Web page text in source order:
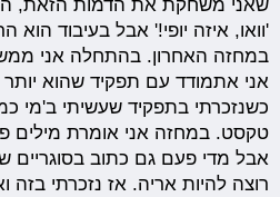
שאני משחקת את הדמות הזאת,
'וואו, איזה יופי!' אבל בעיבוד
במחזה האחרון. בהתחלה אני
אני אתמודד עם תפקיד שהוא
כשנזכרתי בתפקיד שעשיתי ב'מי
טקסט. במחזה אני אומרת מילים
אבל מדי פעם גם כתוב בסוגריים
רוצה להיות אריה. אז נזכרתי